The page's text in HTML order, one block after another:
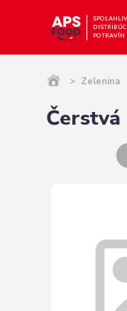
POTRAVÍN
> Zelenina